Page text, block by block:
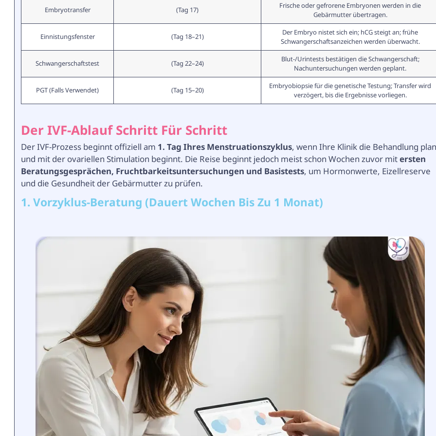
Embryotransfer (Tag 17)
Frische oder gefrorene Embryonen werden in die
Gebärmutter übertragen.
Einnistungsfenster (Tag 18–21)
Der Embryo nistet sich ein; hCG steigt an; frühe
Schwangerschaftsanzeichen werden überwacht.
Schwangerschaftstest (Tag 22–24)
Blut-/Urintests bestätigen die Schwangerschaft;
Nachuntersuchungen werden geplant.
PGT (Falls Verwendet) (Tag 15–20)
Embryobiopsie für die genetische Testung; Transfer wird
verzögert, bis die Ergebnisse vorliegen.
Der IVF-Ablauf Schritt Für Schritt
Der IVF-Prozess beginnt offiziell am 1. Tag Ihres Menstruationszyklus, wenn Ihre Klinik die Behandlung
und mit der ovariellen Stimulation beginnt. Die Reise beginnt jedoch meist schon Wochen zuvor mitersten
Beratungsgesprächen, Fruchtbarkeitsuntersuchungen und Basistests, um Hormonwerte, Eizellreserve
und die Gesundheit der Gebärmutter zu prüfen.
1. Vorzyklus-Beratung (Dauert Wochen Bis Zu 1 Monat)